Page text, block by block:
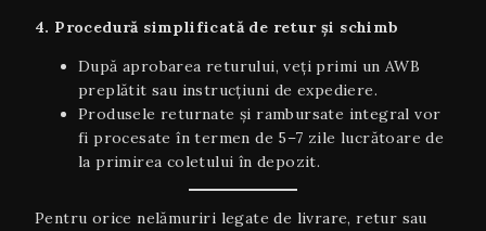
4. Procedură simplificată de retur și schimb
După aprobarea returului, veți primi un AWB
preplătit sau instrucțiuni de expediere.
Produsele returnate și rambursate integral vor
fi procesate în termen de 5–7 zile lucrătoare de
la primirea coletului în depozit.
Pentru orice nelămuriri legate de livrare, retur sau